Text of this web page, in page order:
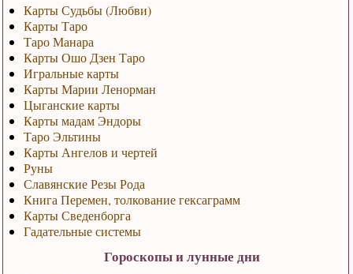
Карты Судьбы (Любви)
Карты Таро
Таро Манара
Карты Ошо Дзен Таро
Игральные карты
Карты Марии Ленорман
Цыганские карты
Карты мадам Эндоры
Таро Эльтины
Карты Ангелов и чертей
Руны
Славянские Резы Рода
Книга Перемен, толкование гексаграмм
Карты Сведенборга
Гадательные системы
Гороскопы и лунные дни